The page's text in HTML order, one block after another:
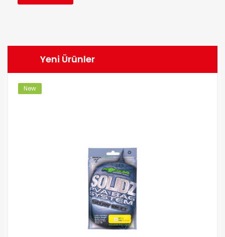
Yeni Ürünler
New